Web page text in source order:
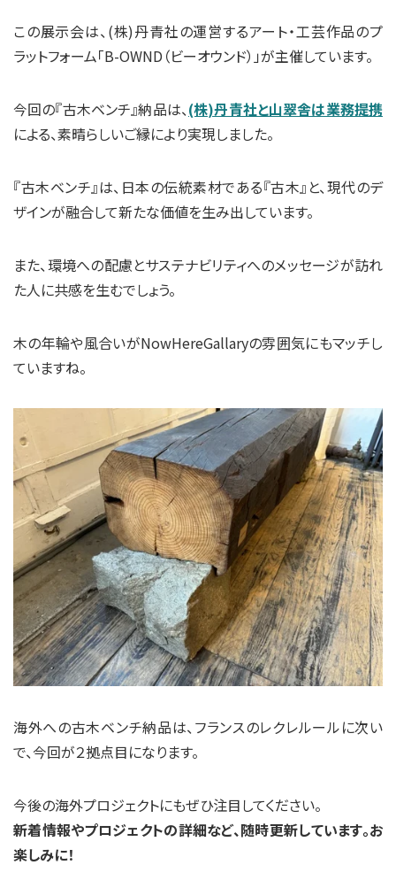
この展示会は、(株)丹青社の運営するアート・工芸作品のプ
ラットフォーム「B-OWND（ビーオウンド）」が主催しています。
今回の『古木ベンチ』納品は、(株)丹青社と山翠舎は業務提携
による、素晴らしいご縁により実現しました。
『古木ベンチ』は、日本の伝統素材である『古木』と、現代のデ
ザインが融合して新たな価値を生み出しています。
また、環境への配慮とサステナビリティへのメッセージが訪れ
た人に共感を生むでしょう。
木の年輪や風合いがNowHereGallaryの雰囲気にもマッチし
ていますね。
海外への古木ベンチ納品は、フランスのレクレルールに次い
で、今回が２拠点目になります。
今後の海外プロジェクトにもぜひ注目してください。
新着情報やプロジェクトの詳細など、随時更新しています。お
楽しみに！